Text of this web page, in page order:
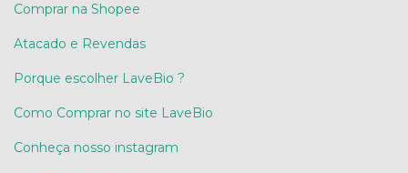
Comprar na Shopee
Atacado e Revendas
Porque escolher LaveBio ?
Como Comprar no site LaveBio
Conheça nosso instagram